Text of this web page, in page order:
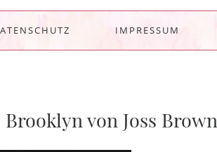
IMPRESSUM
von Joss Brown